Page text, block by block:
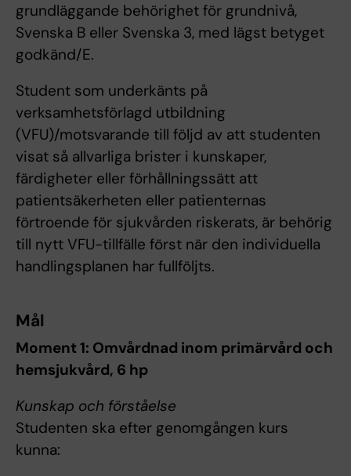
grundläggande behörighet för grundnivå,
Svenska B eller Svenska 3, med lägst betyget
godkänd/E.
Student som underkänts på
verksamhetsförlagd utbildning
(VFU)/motsvarande till följd av att studenten
visat så allvarliga brister i kunskaper,
färdigheter eller förhållningssätt att
patientsäkerheten eller patienternas
förtroende för sjukvården riskerats, är behörig
till nytt VFU-tillfälle först när den individuella
handlingsplanen har fullföljts.
Mål
Moment 1: Omvårdnad inom primärvård och
hemsjukvård, 6 hp
Kunskap och förståelse
Studenten ska efter genomgången kurs
kunna: